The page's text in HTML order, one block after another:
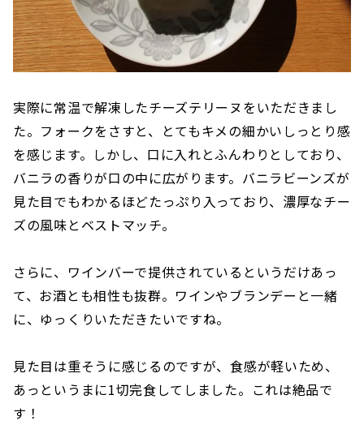
実際に常温で解凍したチーズテリーヌをいただきまし
た。フォークをさすと、とてもキメの細かいしっとり感
を感じます。しかし、口に入れとふんわりとしており、
バニラの香りが口の中に広がります。バニラビーンズが
見た目でもわかるほどたっぷり入っており、濃厚なチー
ズの風味とベストマッチ。
さらに、ワインバーで提供されているというだけあっ
て、お酒とも相性も抜群。ワインやブランデーと一緒
に、ゆっくりいただきたいですね。
見た目は重そうに感じるのですが、食感が軽いため、
あっというまに1切完食してしました。これは絶品で
す！